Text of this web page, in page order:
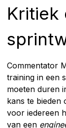
Kritiek
Commentator
training in een
moeten duren
kans te bieden
voor iedereen
van een